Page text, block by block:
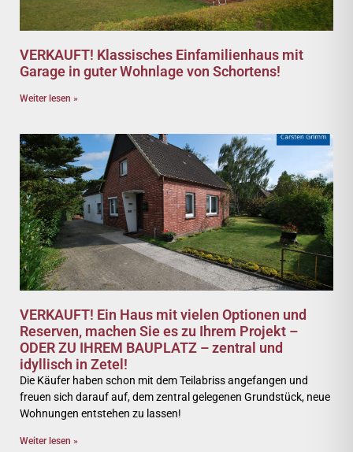
VERKAUFT! Klassisches Einfamilienhaus mit
Garage in guter Wohnlage von Schortens!
Weiter lesen »
VERKAUFT! Ein Haus mit vielen Optionen und
Reserven, machen Sie es zu Ihrem Projekt –
ODER ZU IHREM BAUPLATZ – zentral und
idyllisch in Zetel!
Die Käufer haben schon mit dem Teilabriss angefangen und
freuen sich darauf auf, dem zentral gelegenen Grundstück, neue
Wohnungen entstehen zu lassen!
Weiter lesen »